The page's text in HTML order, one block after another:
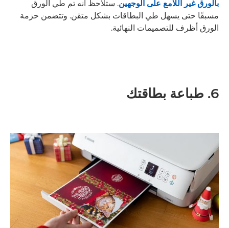
بالورق غير اللامع على الوجهين. ستلاحظ أنه تم طي الورق
مسبقًا حتى يسهل طي البطاقات بشكل متقن. وتتضمن حزمة
الورق أظرف للتصميمات النهائية.
6. طباعة بطاقتك